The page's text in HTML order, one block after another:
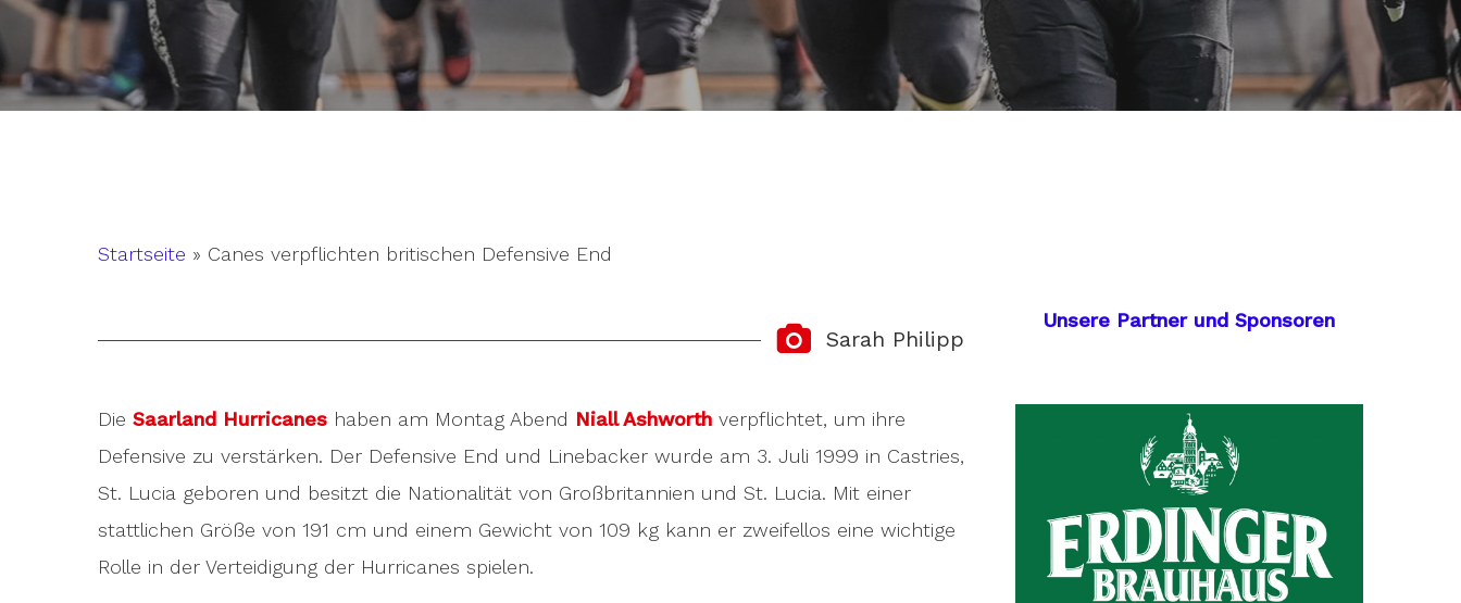
Hit enter to search or ESC to close
Startseite » Canes verpflichten britischen Defensive End
Sarah Philipp
Die Saarland Hurricanes haben am Montag Abend Niall Ashworth verpflichtet, um ihre
Defensive zu verstärken. Der Defensive End und Linebacker wurde am 3. Juli 1999 in Castries,
St. Lucia geboren und besitzt die Nationalität von Großbritannien und St. Lucia. Mit einer
stattlichen Größe von 191 cm und einem Gewicht von 109 kg kann er zweifellos eine wichtige
Rolle in der Verteidigung der Hurricanes spielen.
Unsere Partner und Sponsoren